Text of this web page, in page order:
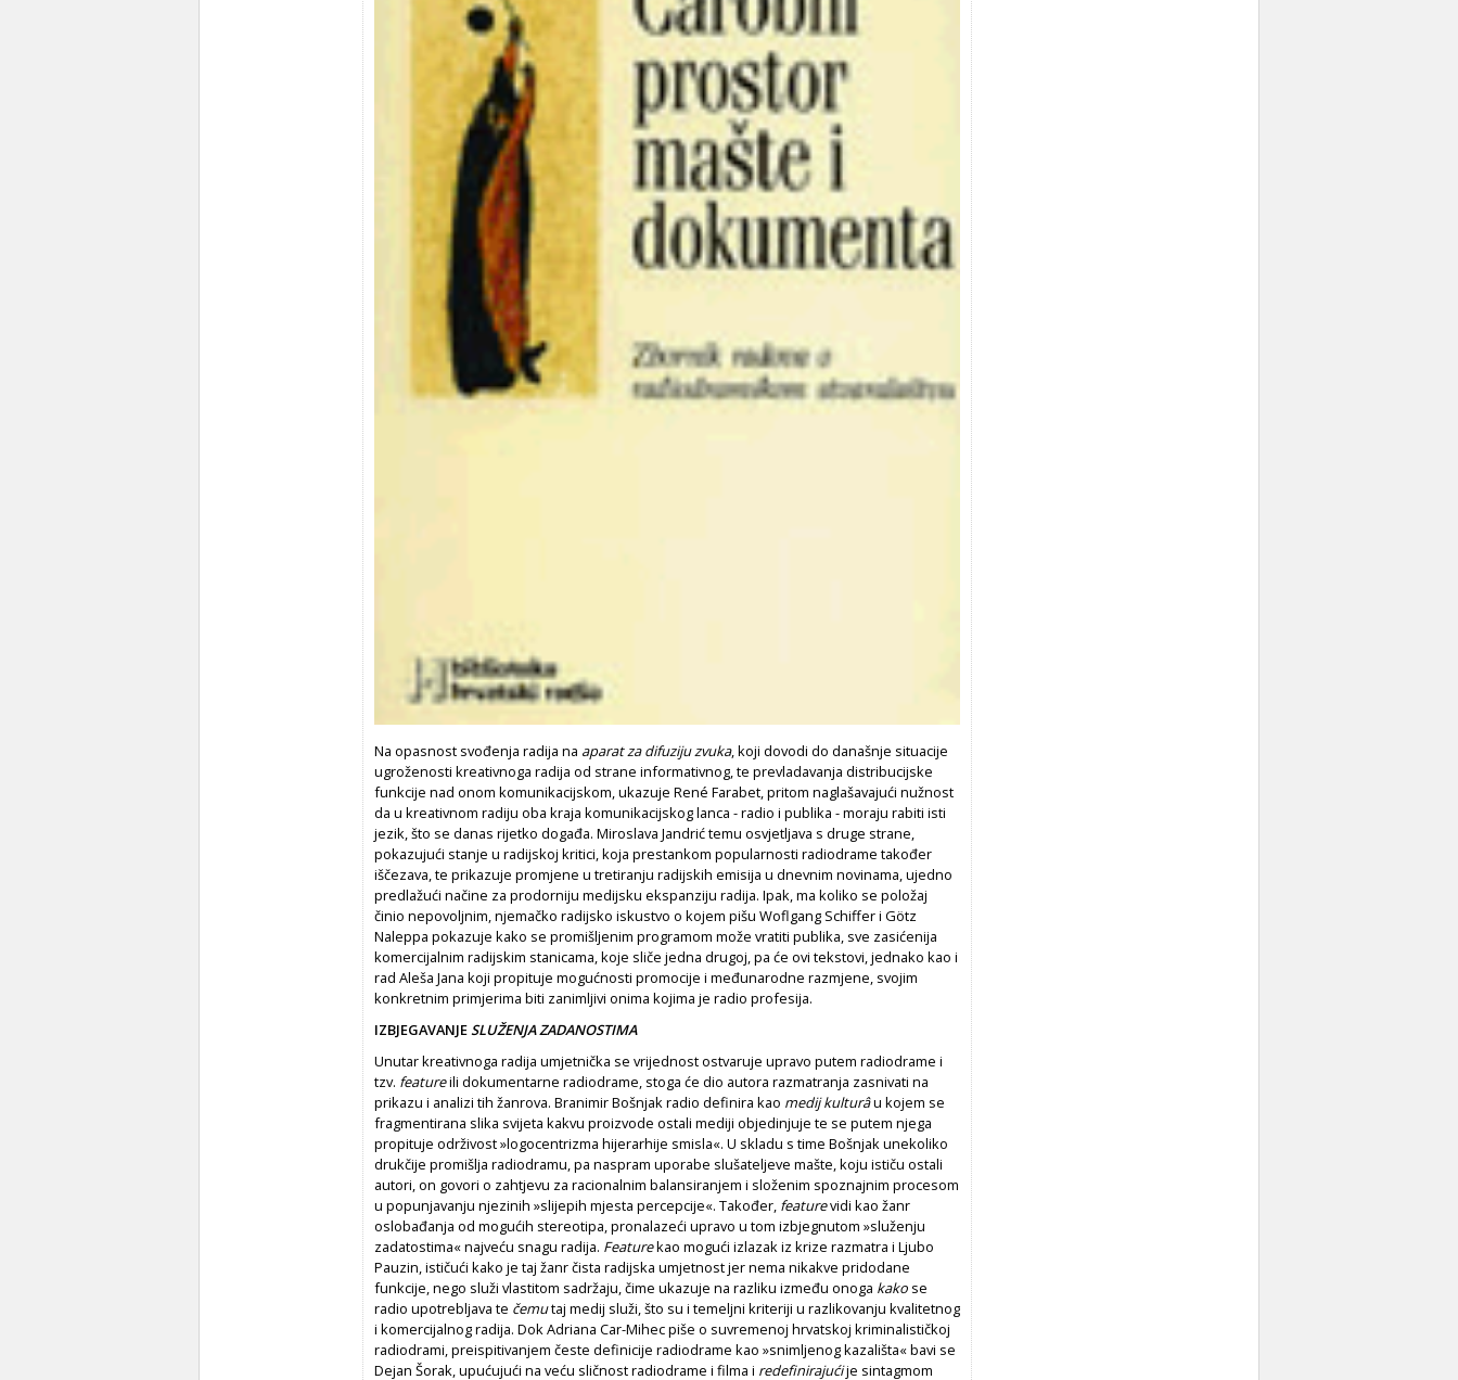
Na opasnost svođenja radija na aparat za difuziju zvuka, koji dovodi do današnje situacije
ugroženosti kreativnoga radija od strane informativnog, te prevladavanja distribucijske
funkcije nad onom komunikacijskom, ukazuje René Farabet, pritom naglašavajući nužnost
da u kreativnom radiju oba kraja komunikacijskog lanca - radio i publika - moraju rabiti isti
jezik, što se danas rijetko događa. Miroslava Jandrić temu osvjetljava s druge strane,
pokazujući stanje u radijskoj kritici, koja prestankom popularnosti radiodrame također
iščezava, te prikazuje promjene u tretiranju radijskih emisija u dnevnim novinama, ujedno
predlažući načine za prodorniju medijsku ekspanziju radija. Ipak, ma koliko se položaj
činio nepovoljnim, njemačko radijsko iskustvo o kojem pišu Woflgang Schiffer i Götz
Naleppa pokazuje kako se promišljenim programom može vratiti publika, sve zasićenija
komercijalnim radijskim stanicama, koje sliče jedna drugoj, pa će ovi tekstovi, jednako kao i
rad Aleša Jana koji propituje mogućnosti promocije i međunarodne razmjene, svojim
konkretnim primjerima biti zanimljivi onima kojima je radio profesija.
IZBJEGAVANJESLUŽENJA ZADANOSTIMA
Unutar kreativnoga radija umjetnička se vrijednost ostvaruje upravo putem radiodrame i
tzv. featureili dokumentarne radiodrame, stoga će dio autora razmatranja zasnivati na
prikazu i analizi tih žanrova. Branimir Bošnjak radio definira kao medij kulturâu kojem se
fragmentirana slika svijeta kakvu proizvode ostali mediji objedinjuje te se putem njega
propituje održivost »logocentrizma hijerarhije smisla«. U skladu s time Bošnjak unekoliko
drukčije promišlja radiodramu, pa naspram uporabe slušateljeve mašte, koju ističu ostali
autori, on govori o zahtjevu za racionalnim balansiranjem i složenim spoznajnim procesom
u popunjavanju njezinih »slijepih mjesta percepcije«. Također, featurevidi kao žanr
oslobađanja od mogućih stereotipa, pronalazeći upravo u tom izbjegnutom »služenju
zadatostima« najveću snagu radija. Featurekao mogući izlazak iz krize razmatra i Ljubo
Pauzin, ističući kako je taj žanr čista radijska umjetnost jer nema nikakve pridodane
funkcije, nego služi vlastitom sadržaju, čime ukazuje na razliku između onoga kako se
radio upotrebljava te čemutaj medij služi, što su i temeljni kriteriji u razlikovanju kvalitetnog
i komercijalnog radija. Dok Adriana Car-Mihec piše o suvremenoj hrvatskoj kriminalističkoj
radiodrami, preispitivanjem česte definicije radiodrame kao »snimljenog kazališta« bavi se
Dejan Šorak, upućujući na veću sličnost radiodrame i filma i redefinirajućije sintagmom